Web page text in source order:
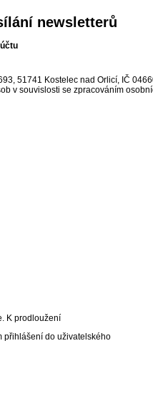
newsletterů
51741 Kostelec nad Orlicí, IČ
v souvislosti se zpracováním
K prodloužení
přihlášení do uživatelského